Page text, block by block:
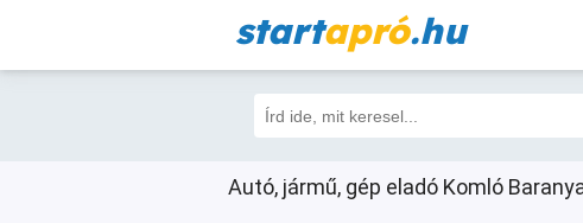
startapró.hu
Autó, jármű, gép eladó Komló
Szűrők 3 Összes
12